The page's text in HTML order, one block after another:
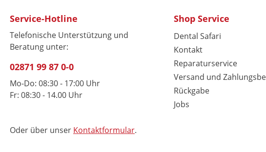
Service-Hotline
Telefonische Unterstützung und
Beratung unter:
02871 99 87 0-0
Mo-Do: 08:30 - 17:00 Uhr
Fr: 08:30 - 14.00 Uhr
Oder über unser Kontaktformular.
Shop Service
Dental Safari
Kontakt
Reparaturservice
Versand und
Rückgabe
Jobs